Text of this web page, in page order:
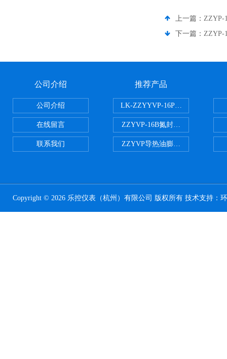
上一篇： ZZYP-
下一篇： ZZYP-
公司介绍
公司介绍
在线留言
联系我们
推荐产品
LK-ZZYYVP-16P不锈钢氮封阀
ZZYVP-16B氮封供氮阀
ZZYVP导热油膨胀槽氮封阀
Copyright © 2026 乐控仪表（杭州）有限公司 版权所有 技术支持：